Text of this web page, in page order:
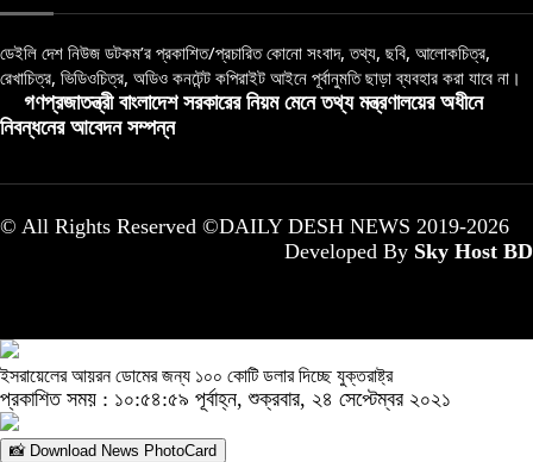
ডেইলি দেশ নিউজ ডটকম’র প্রকাশিত/প্রচারিত কোনো সংবাদ, তথ্য, ছবি, আলোকচিত্র,
রেখাচিত্র, ভিডিওচিত্র, অডিও কনটেন্ট কপিরাইট আইনে পূর্বানুমতি ছাড়া ব্যবহার করা যাবে না।
গণপ্রজাতন্ত্রী বাংলাদেশ সরকারের নিয়ম মেনে তথ্য মন্ত্রণালয়ের অধীনে
নিবন্ধনের আবেদন সম্পন্ন
© All Rights Reserved ©DAILY DESH NEWS 2019-2026
Developed By Sky Host BD
ইসরায়েলের আয়রন ডোমের জন্য ১০০ কোটি ডলার দিচ্ছে যুক্তরাষ্ট্র
প্রকাশিত সময় : ১০:৫৪:৫৯ পূর্বাহ্ন, শুক্রবার, ২৪ সেপ্টেম্বর ২০২১
📸 Download News PhotoCard